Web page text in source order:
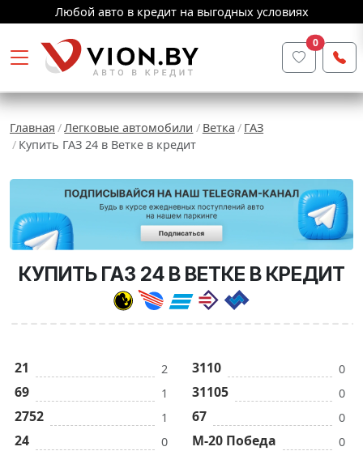
Любой авто в кредит на выгодных условиях
0
Главная Легковые автомобили Ветка
ГАЗ
Купить ГАЗ 24 в Ветке в кредит
КУПИТЬ ГАЗ 24 В ВЕТКЕ В КРЕДИТ
21 2
69 1
2752 1
24 0
3110 0
31105 0
67 0
M-20 Победа 0